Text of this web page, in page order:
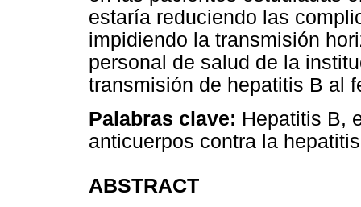
estaría reduciendo las
impidiendo la transmisión
personal de salud de la
transmisión de hepatitis B al
Palabras clave: Hepatitis B,
anticuerpos contra la
ABSTRACT